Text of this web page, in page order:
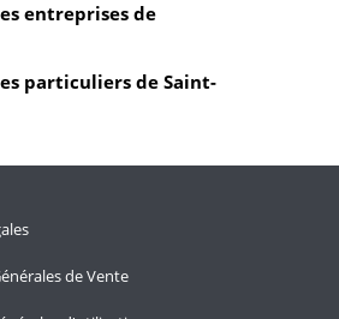
entreprises de
particuliers de Saint-
de Vente